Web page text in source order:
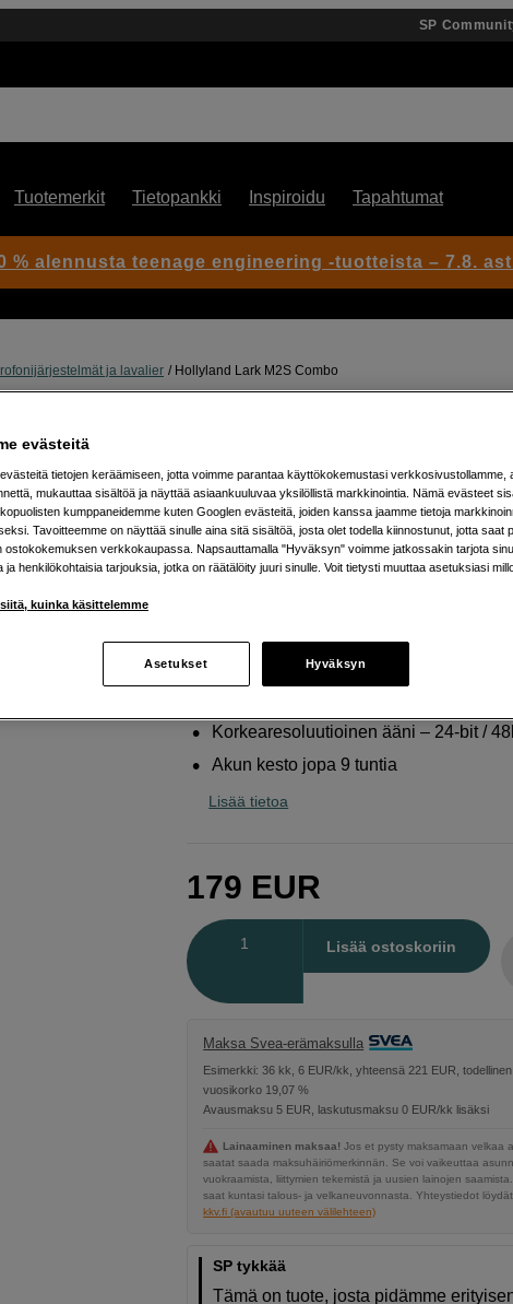
SP
Tuotemerkit Tietopankki Inspiroidu Tapahtumat
ja lavalier Hollyland Lark M2S Combo
Hollyland Lark M2S Combo
Kätevä langaton mikrofonisetti
korkealaatuisella äänellä
Korkearesoluutioinen ääni – 24-bit /
Akun kesto jopa 9 tuntia
Lisää tietoa
179 EUR
Lisää ostoskoriin
Maksa Svea-erämaksulla
Esimerkki: 36 kk, 6 EUR/kk, yhteensä 221 EUR, todellinen
vuosikorko 19,07 %
Avausmaksu 5 EUR, laskutusmaksu 0 EUR/kk lisäksi
Lainaaminen maksaa! Jos et pysty maksamaan velkaa
saatat saada maksuhäiriömerkinnän. Se voi vaikeuttaa
vuokraamista, liittymien tekemistä ja uusien lainojen
saat kuntasi talous- ja velkaneuvonnasta. Yhteystiedot
kkv.fi (avautuu uuteen välilehteen)
SP tykkää
Tämä on tuote, josta pidämme
% alennusta teenage engineering -tuotteista – 7.8.
evästeitä
tietojen keräämiseen, jotta voimme parantaa käyttökokemustasi verkkosivustollamme,
mukauttaa sisältöä ja näyttää asiaankuuluvaa yksilöllistä markkinointia. Nämä evästeet
kumppaneidemme kuten Googlen evästeitä, joiden kanssa jaamme tietoja
Tavoitteemme on näyttää sinulle aina sitä sisältöä, josta olet todella kiinnostunut, jotta saat
ostokokemuksen verkkokaupassa. Napsauttamalla "Hyväksyn" voimme jatkossakin tarjota
ja henkilökohtaisia tarjouksia, jotka on räätälöity juuri sinulle. Voit tietysti muuttaa asetuksiasi
kuinka käsittelemme
Asetukset Hyväksyn